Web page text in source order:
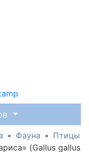
Фауна
Птицы
(Gallus gallus